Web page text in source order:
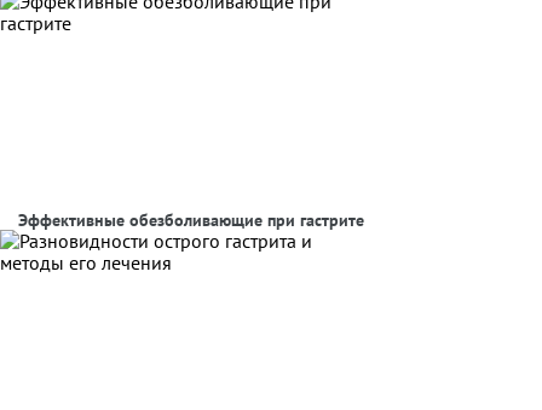
Эффективные обезболивающие при гастрите